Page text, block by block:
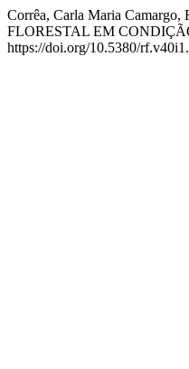
Corrêa, Carla Maria
FLORESTAL EM
https://doi.org/10.5380/